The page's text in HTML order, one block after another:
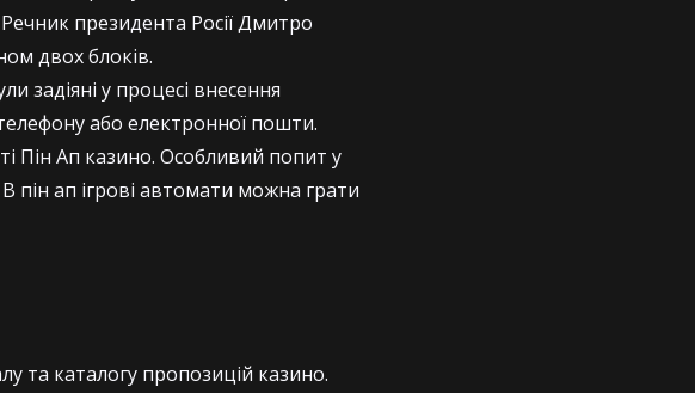
президента Росії Дмитро
двох блоків.
задіяні у процесі внесення
або електронної пошти.
Пін Ап казино. Особливий попит у
пін ап ігрові автомати можна грати
та каталогу пропозицій казино.